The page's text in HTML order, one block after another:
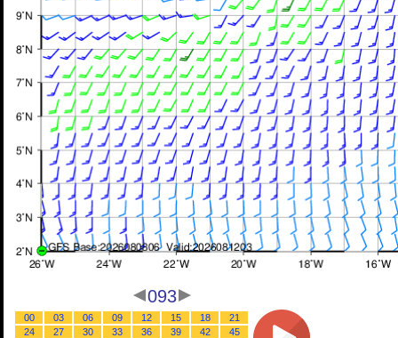
093
00 03 06 09 12 15 18
21
24
27 30 33 36 39 42
45